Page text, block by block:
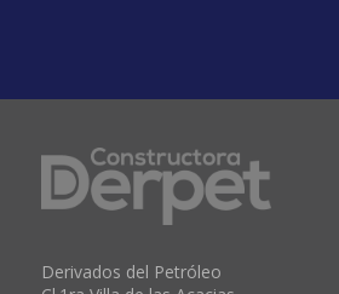
Derivados del Petróleo